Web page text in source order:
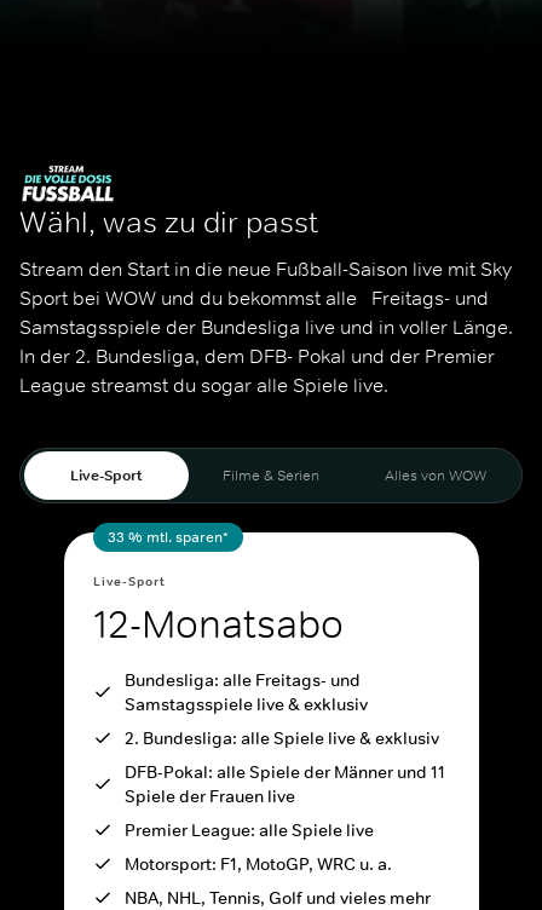
Wähl, was zu dir passt
Stream den Start in die neue Fußball-Saison live mit Sky
Sport bei WOW und du bekommst alle   Freitags- und
Samstagsspiele der Bundesliga live und in voller Länge.
In der 2. Bundesliga, dem DFB- Pokal und der Premier
League streamst du sogar alle Spiele live.
Live-Sport Filme & Serien Alles von WOW
33 % mtl. sparen*
Live-Sport
12-Monatsabo
Bundesliga: alle Freitags- und
Samstagsspiele live & exklusiv
2. Bundesliga: alle Spiele live & exklusiv
DFB-Pokal: alle Spiele der Männer und 11
Spiele der Frauen live
Premier League: alle Spiele live
Motorsport: F1, MotoGP, WRC u. a.
NBA, NHL, Tennis, Golf und vieles mehr